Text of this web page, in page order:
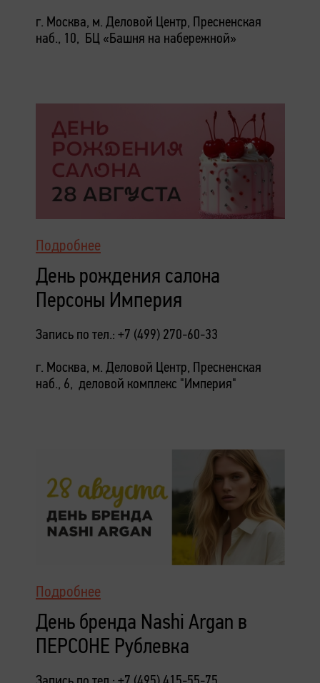
г. Москва, м. Деловой Центр, Пресненская
наб., 10, БЦ «Башня на набережной»
Подробнее
День рождения салона
Персоны Империя
Запись по тел.: +7 (499) 270-60-33
г. Москва, м. Деловой Центр, Пресненская
наб., 6, деловой комплекс "Империя"
Подробнее
День бренда Nashi Argan в
ПЕРСОНЕ Рублевка